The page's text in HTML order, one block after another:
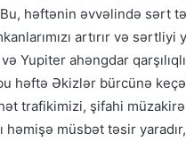
həftənin əvvəlində sərt
artırır və
Yupiter ahəngdar
həftə Əkizlər bürcünə
trafikimizi, şifahi
həmişə müsbət təsir